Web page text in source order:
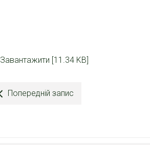
Завантажити [11.34 KB]
Попередній запис